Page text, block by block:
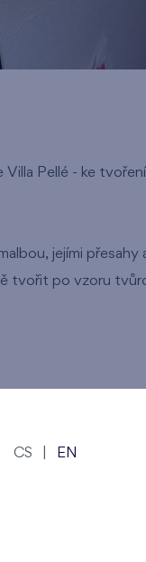
Pellé - ke
jejími přesahy
tvořit po vzoru
CS EN